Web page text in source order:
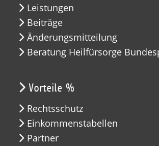
Leistungen
Beiträge
Änderungsmitteilung
Beratung Heilfürsorge
Vorteile %
Rechtsschutz
Einkommenstabellen
Partner